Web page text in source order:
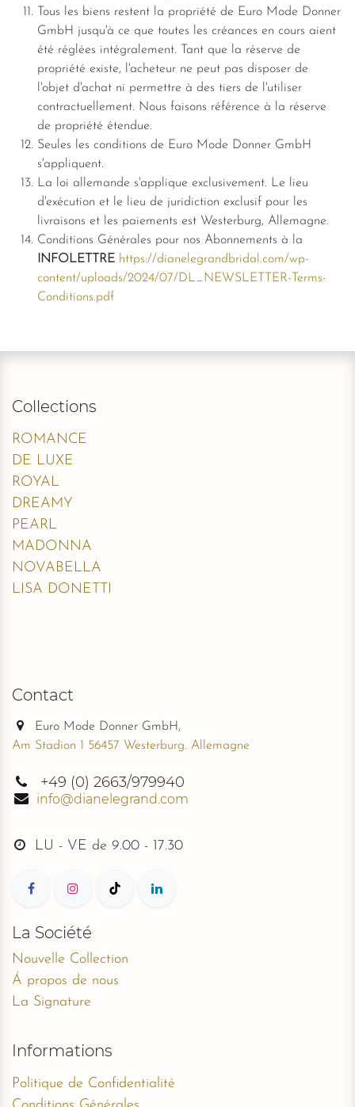
Tous les biens restent la propriété de Euro Mode Donner
GmbH jusqu'à ce que toutes les créances en cours aient
été réglées intégralement. Tant que la réserve de
propriété existe, l'acheteur ne peut pas disposer de
l'objet d'achat ni permettre à des tiers de l'utiliser
contractuellement. Nous faisons référence à la réserve
de propriété étendue.
Seules les conditions de Euro Mode Donner GmbH
s'appliquent.
La loi allemande s'applique exclusivement. Le lieu
d'exécution et le lieu de juridiction exclusif pour les
livraisons et les paiements est Westerburg, Allemagne.
Conditions Générales pour nos Abonnements à la
INFOLETTRE https://dianelegrandbridal.com/wp-
content/uploads/2024/07/DL_NEWSLETTER-Terms-
Conditions.pdf
Collections
ROMANCE
DE LUXE
ROYAL
DREAMY
PEARL
MADONNA
NOVABELLA
LISA DONETTI
Contact
Euro Mode Donner GmbH,
Am Stadion 1 56457 Westerburg. Allemagne
+49 (0) 2663/979940
info@dianelegrand.com
LU - VE de 9.00 - 17.30
La Société
Nouvelle Collection
Á propos de nous
La Signature
Informations
Politique de Confidentialité